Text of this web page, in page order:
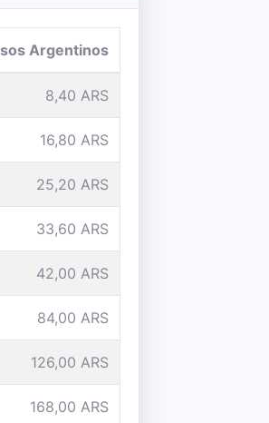
Argentinos
8,40 ARS
16,80 ARS
25,20 ARS
33,60 ARS
42,00 ARS
84,00 ARS
126,00 ARS
168,00 ARS